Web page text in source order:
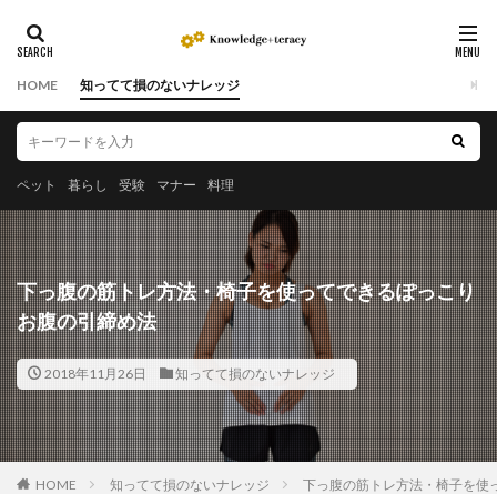
HOME 知ってて損のないナレッジ
ペット 暮らし 受験 マナー 料理
下っ腹の筋トレ方法・椅子を使ってできるぽっこり
お腹の引締め法
2018年11月26日 知ってて損のないナレッジ
HOME 知ってて損のないナレッジ 下っ腹の筋トレ方法・椅子を使